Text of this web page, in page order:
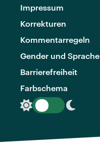
Impressum
Korrekturen
Kommentarregeln
Gender und Sprache
Barrierefreiheit
Farbschema